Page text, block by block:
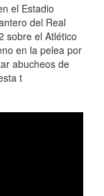
el Estadio
del Real
sobre el Atlético
en la pelea por
abucheos de
t